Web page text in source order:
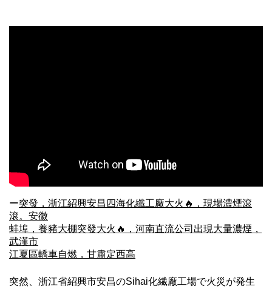
ー突發，浙江紹興安昌四海化纖工廠大火🔥，現場濃煙滾
滾。安徽
蚌埠，養豬大棚突發大火🔥，河南直流公司出現大量濃煙，
武漢市
江夏區轎車自燃，甘肅定西高
突然、浙江省紹興市安昌のSihai化繊廠工場で火災が発生